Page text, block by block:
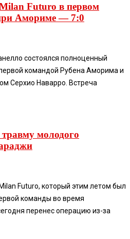
Futuro в первом
Амориме — 7:0
состоялся полноценный
командой Рубена Аморима и
Серхио Наварро. Встреча
молодого
Futuro, который этим летом был
команды во время
перенес операцию из-за